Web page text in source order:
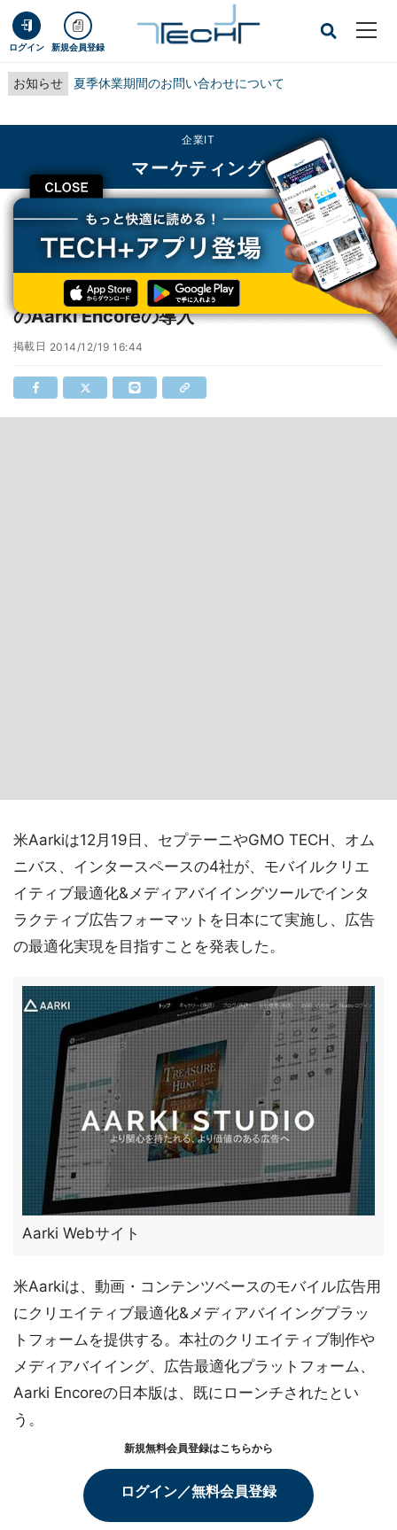
ログイン 新規会員登録
お知らせ 夏季休業期間のお問い合わせについて
CLOSE
企業IT
マーケティング
TECH+ 企業IT
マーケティング
Web広告代理店ら、リッチメディア事業促進のAarki Encoreの導入
Web広告代理店ら、リッチメディア事業促進
のAarki Encoreの導入
掲載日 2014/12/19 16:44
米Aarkiは12月19日、セプテーニやGMO TECH、オム
ニバス、インタースペースの4社が、モバイルクリエ
イティブ最適化&メディアバイイングツールでインタ
ラクティブ広告フォーマットを日本にて実施し、広告
の最適化実現を目指すことを発表した。
Aarki Webサイト
米Aarkiは、動画・コンテンツベースのモバイル広告用
にクリエイティブ最適化&メディアバイイングプラッ
トフォームを提供する。本社のクリエイティブ制作や
メディアバイイング、広告最適化プラットフォーム、
Aarki Encoreの日本版は、既にローンチされたとい
う。
新規無料会員登録はこちらから
ログイン／無料会員登録